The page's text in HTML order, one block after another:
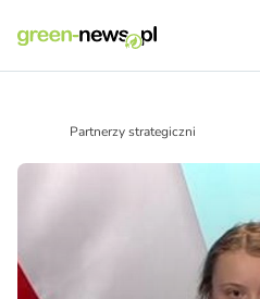
Partnerzy strategiczni